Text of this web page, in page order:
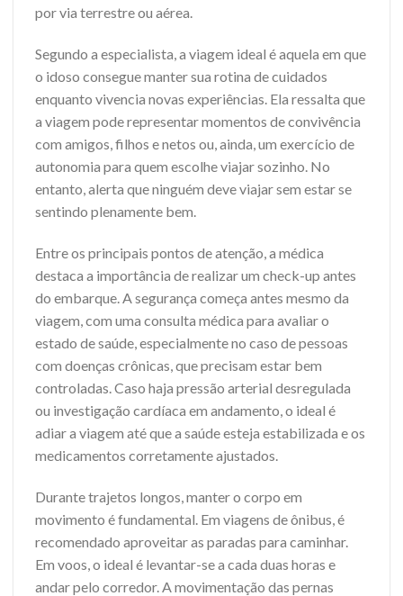
por via terrestre ou aérea.
Segundo a especialista, a viagem ideal é aquela em que
o idoso consegue manter sua rotina de cuidados
enquanto vivencia novas experiências. Ela ressalta que
a viagem pode representar momentos de convivência
com amigos, filhos e netos ou, ainda, um exercício de
autonomia para quem escolhe viajar sozinho. No
entanto, alerta que ninguém deve viajar sem estar se
sentindo plenamente bem.
Entre os principais pontos de atenção, a médica
destaca a importância de realizar um check-up antes
do embarque. A segurança começa antes mesmo da
viagem, com uma consulta médica para avaliar o
estado de saúde, especialmente no caso de pessoas
com doenças crônicas, que precisam estar bem
controladas. Caso haja pressão arterial desregulada
ou investigação cardíaca em andamento, o ideal é
adiar a viagem até que a saúde esteja estabilizada e os
medicamentos corretamente ajustados.
Durante trajetos longos, manter o corpo em
movimento é fundamental. Em viagens de ônibus, é
recomendado aproveitar as paradas para caminhar.
Em voos, o ideal é levantar-se a cada duas horas e
andar pelo corredor. A movimentação das pernas